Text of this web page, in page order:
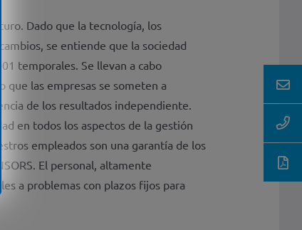
Dado que la tecnología, los
se entiende que la sociedad
temporales. Se llevan a cabo
que las empresas se someten a
de los resultados independiente.
en todos los aspectos de la gestión
empleados son una garantía de los
El personal, altamente
a problemas con plazos fijos para